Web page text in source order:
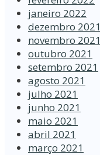
janeiro 2022
dezembro 2021
novembro 2021
outubro 2021
setembro 2021
agosto 2021
julho 2021
junho 2021
maio 2021
abril 2021
março 2021